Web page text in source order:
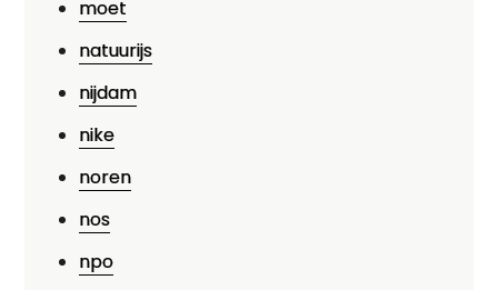
moet
natuurijs
nijdam
nike
noren
nos
npo